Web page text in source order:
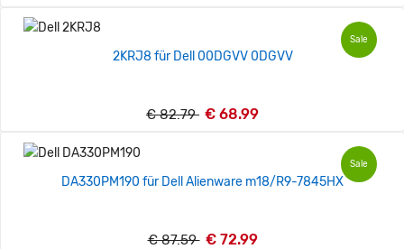
Sale
2KRJ8 für Dell 00DGVV 0DGVV
€ 82.79 € 68.99
Sale
DA330PM190 für Dell Alienware m18/R9-7845HX
€ 87.59 € 72.99